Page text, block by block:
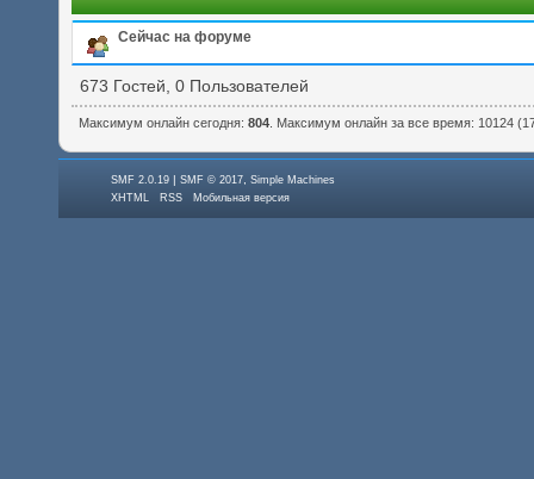
Сейчас на форуме
673 Гостей, 0 Пользователей
Максимум онлайн сегодня: 804. Максимум онлайн за все время: 10124
SMF 2.0.19 |SMF © 2017 ,Simple Machines
XHTML
RSS Мобильная версия